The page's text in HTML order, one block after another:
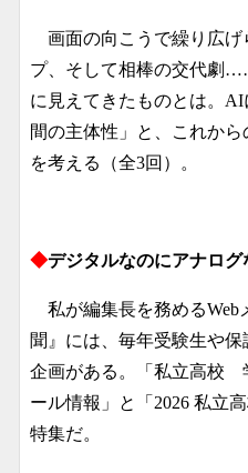
画面の向こうで繰り広げ
プ、そして相棒の交代劇
に見えてきたものとは。
間の主体性」と、これか
を考える（全3回）。
◆デジタルなのにアナロ
私が編集長を務めるWeb
聞』には、毎年受験生や
企画がある。「私立高校
ール情報」と「2026 私立
特集だ。